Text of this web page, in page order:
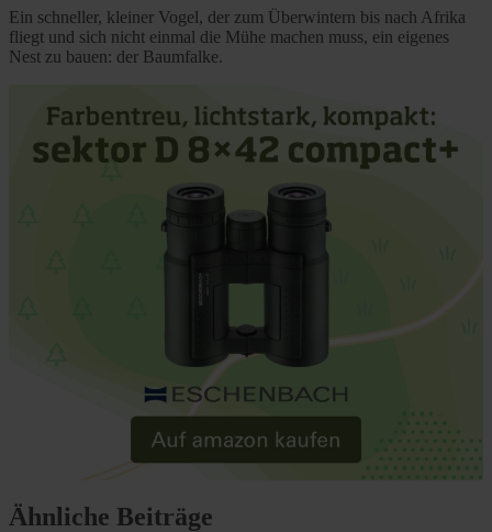
Ein schneller, kleiner Vogel, der zum Überwintern bis nach Afrika
fliegt und sich nicht einmal die Mühe machen muss, ein eigenes
Nest zu bauen: der Baumfalke.
Ähnliche Beiträge